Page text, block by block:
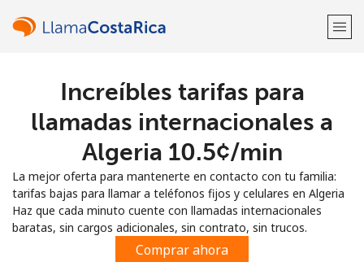
¡Bienvenido!
Regístrate con
Increíbles tarifas para
llamadas internacionales a
Algeria ⁦10.5¢⁩/min
La mejor oferta para mantenerte en contacto con tu familia:
tarifas bajas para llamar a teléfonos fijos y celulares en Algeria
Haz que cada minuto cuente con llamadas internacionales
baratas, sin cargos adicionales, sin contrato, sin trucos.
Comprar ahora